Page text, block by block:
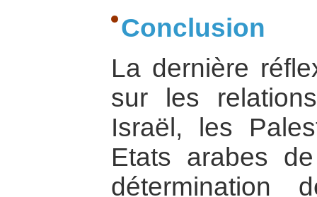
Conclusion
La dernière
sur les
Israël, les
Etats arabes
détermination